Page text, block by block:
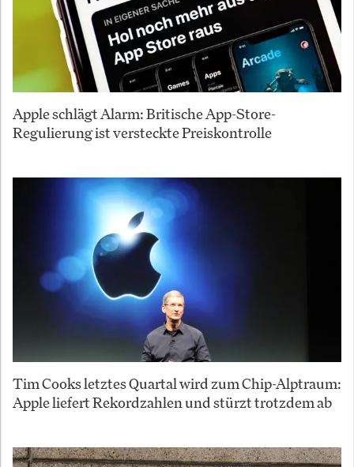
Apple schlägt Alarm: Britische App-Store-
Regulierung ist versteckte Preiskontrolle
Tim Cooks letztes Quartal wird zum Chip-Alptraum:
Apple liefert Rekordzahlen und stürzt trotzdem ab